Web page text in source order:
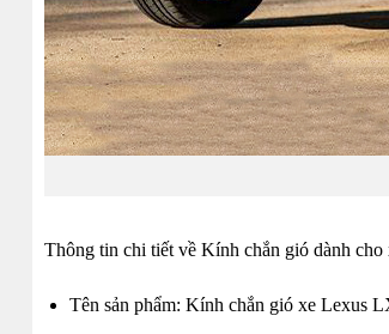
Thông tin chi tiết về Kính chắn gió dành
Tên sản phẩm: Kính chắn gió xe Lexus